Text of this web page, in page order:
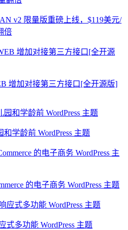
v2 限量版重磅上线，$119美元/
倍
增加对接第三方接口[全开源版]
学龄前 WordPress 主题
的电子商务 WordPress 主题
式多功能 WordPress 主题